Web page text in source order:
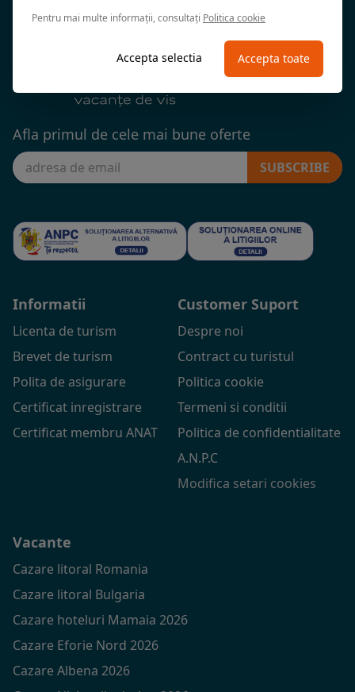
Afla primul de cele mai bune oferte
SUBSCRIBE
Informatii
Licenta de turism
Brevet de turism
Polita de asigurare
Certificat inregistrare
Certificat membru ANAT
Customer Suport
Despre noi
Contract cu turistul
Politica cookie
Termeni si conditii
Politica de confidentialitate
A.N.P.C
Modifica setari cookies
Vacante
Cazare litoral Romania
Cazare litoral Bulgaria
Cazare hoteluri Mamaia 2026
Cazare Eforie Nord 2026
Cazare Albena 2026
Pentru mai multe informații, consultați Politica cookie
Accepta selectia Accepta toate